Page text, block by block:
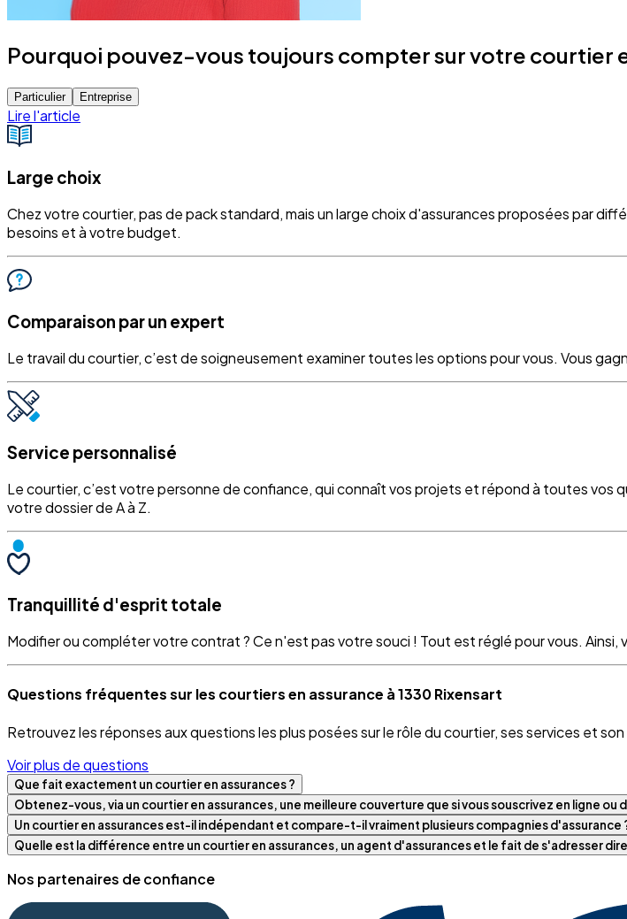
Pourquoi pouvez-vous toujours compter sur votre courtier
Particulier Entreprise
Lire l'article
Large choix
Chez votre courtier, pas de pack standard, mais un large choix d'assurances proposées par
besoins et à votre budget.
Comparaison par un expert
Le travail du courtier, c’est de soigneusement examiner toutes les options pour vous. Vous
Service personnalisé
Le courtier, c’est votre personne de confiance, qui connaît vos projets et répond à toutes vos
votre dossier de A à Z.
Tranquillité d'esprit totale
Modifier ou compléter votre contrat ? Ce n'est pas votre souci ! Tout est réglé pour vous.
Questions fréquentes sur les courtiers en assurance à 1330 Rixensart
Retrouvez les réponses aux questions les plus posées sur le rôle du courtier, ses services et
Voir plus de questions
Que fait exactement un courtier en assurances ?
Obtenez-vous, via un courtier en assurances, une meilleure couverture que si vous souscrivez en ligne ou
Un courtier en assurances est-il indépendant et compare-t-il vraiment plusieurs compagnies d'assurance
Quelle est la différence entre un courtier en assurances, un agent d'assurances et le fait de s'adresser
Nos partenaires de confiance